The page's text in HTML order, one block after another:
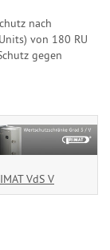
nach
von 180 RU
gegen
VdS V